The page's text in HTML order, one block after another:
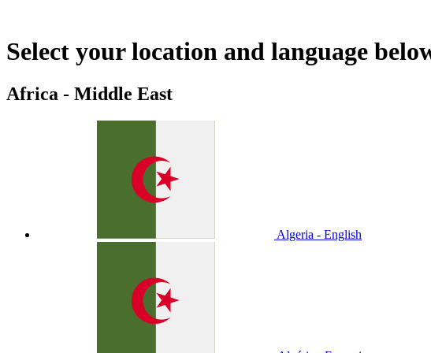
Select your location and language
Africa - Middle East
Algeria - English